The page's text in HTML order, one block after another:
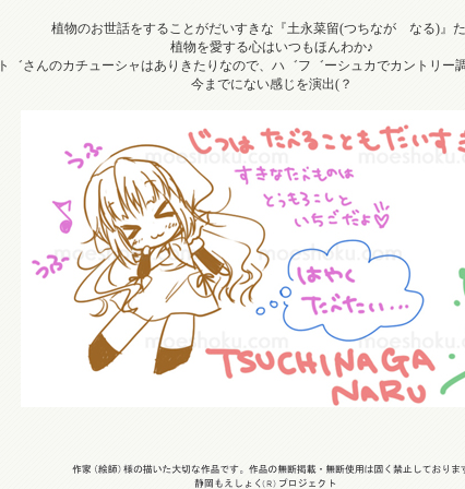
植物のお世話をすることがだいすきな『土永菜留(つちなが なる)』た
植物を愛する心はいつもほんわか♪
゛さんのカチューシャはありきたりなので、ハ゛フ゛ーシュカでカントリー
今までにない感じを演出(？